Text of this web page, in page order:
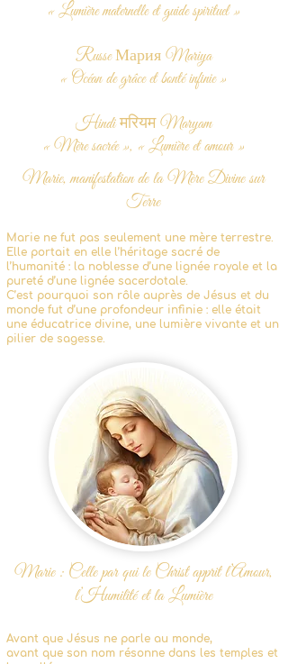
« Lumière maternelle et guide spirituel »
Russe Мария Mariya
« Océan de grâce et bonté infinie »
Hindi मरियम Maryam
« Mère sacrée », « Lumière et amour »
Marie, manifestation de la Mère Divine sur
Terre
Marie ne fut pas seulement une mère terrestre.
Elle portait en elle l’héritage sacré de
l’humanité : la noblesse d’une lignée royale et la
pureté d’une lignée sacerdotale.
C’est pourquoi son rôle auprès de Jésus et du
monde fut d’une profondeur infinie : elle était
une éducatrice divine, une lumière vivante et un
pilier de sagesse.
Marie : Celle par qui le Christ apprit l’Amour,
l’Humilité et la Lumière
Avant que Jésus ne parle au monde,
avant que son nom résonne dans les temples et